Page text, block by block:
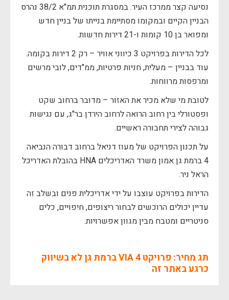
נסיעה קצר ממרכז העיר. במסגרת תוכנית תמ"א 38/2 נהרס
הבניין הקיים ובמקומו מסתיימת בנייתו של בניין חדש
ומפואר בן 10 קומות ו-21 דירות חדשות.
לכל הדירות בפרויקט 3 כיווני אוויר – רק 2 דירות בקומה.
עוד בבניין – מעלית, חניות פרטיות, ממ"דים, לובי מרשים
ומרפסות מרווחות.
לטובת מי שלא מכיר את האזור – מדובר ברחוב שקט
ופסטורלי בין רחוב הרואה לרחוב הירדן בר"ג, עם נגישות
גבוהה לצירי תחבורה ראשיים.
על תכנון הפרויקט של מעוז דניאל ברחוב דבורה הנביאה
4 ברמת גן אמון משרד האדריכלים HNA בהובלת האדריכל
הראל ניר.
הדירות בפרויקט עוצבו על ידי אדריכלית פנים ובשלב זה
עדיין יכולים הרוכשים לבחור ריצופים, חיפויים, כלים
סניטריים ומטבח מבין מגוון אפשרויות.
תג מחיר: פרויקט VIA 4 ברמת גן לא בשיווק
כרגע באתר זה